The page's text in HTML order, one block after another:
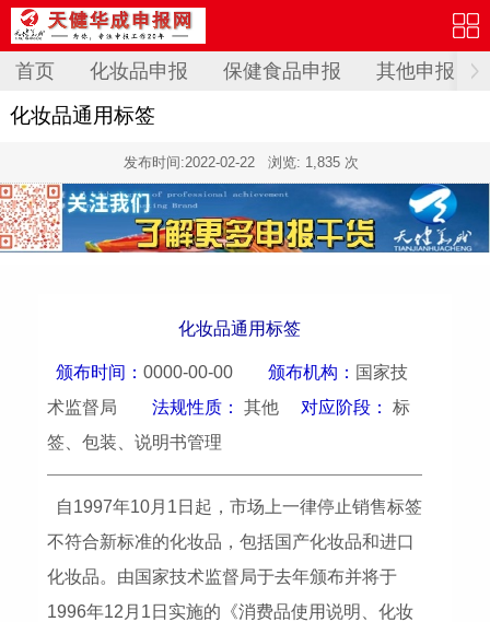
首页 化妆品申报 保健食品申报 其他申报
化妆品通用标签
发布时间:2022-02-22 浏览: 1,835 次
化妆品通用标签
颁布时间： 0000-00-00 颁布机构： 国家技
术监督局 法规性质： 其他 对应阶段：
标
签、包装、说明书管理
自1997年10月1日起，市场上一律停止销售标签
不符合新标准的化妆品，包括国产化妆品和进口
化妆品。由国家技术监督局于去年颁布并将于
1996年12月1日实施的《消费品使用说明、化妆